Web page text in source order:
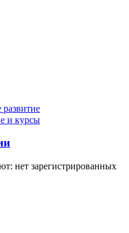
и курсы
нет зарегистрированных